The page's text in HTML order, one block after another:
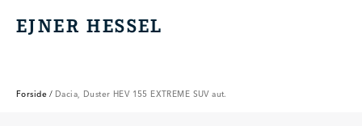
EJNER HESSEL
EJNER HESSEL
Forside / Dacia, Duster HEV 155 EXTREME SUV aut.